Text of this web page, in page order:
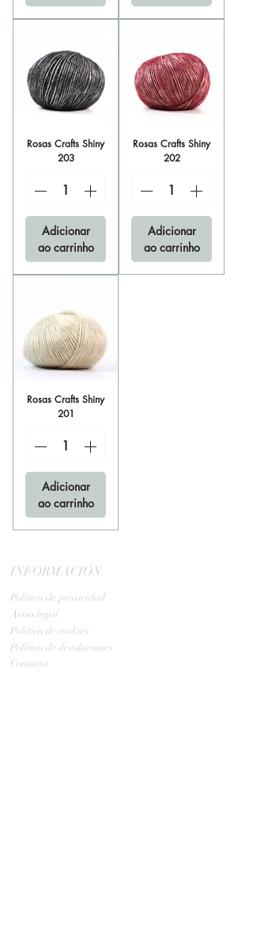
Rosas Crafts Shiny
203
Adicionar
ao carrinho
Rosas Crafts Shiny
202
Adicionar
ao carrinho
Rosas Crafts Shiny
201
Adicionar
ao carrinho
INFORMACIÓN
Politica de privacidad
Aviso legal
Política de cookies
Política de devoluciones
Contacta